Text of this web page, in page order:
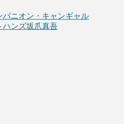
パニオン・キャンギャル
ハンズ坂爪真吾